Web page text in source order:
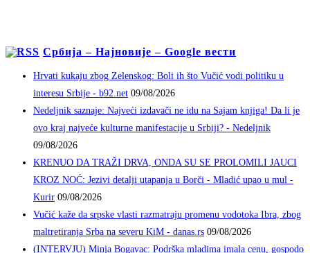
Србија – Најновије – Google вести
Hrvati kukaju zbog Zelenskog: Boli ih što Vučić vodi politiku u
interesu Srbije - b92.net 09/08/2026
Nedeljnik saznaje: Najveći izdavači ne idu na Sajam knjiga! Da li je
ovo kraj najveće kulturne manifestacije u Srbiji? - Nedeljnik
09/08/2026
KRENUO DA TRAŽI DRVA, ONDA SU SE PROLOMILI JAUCI
KROZ NOĆ: Jezivi detalji utapanja u Borči - Mladić upao u mul -
Kurir 09/08/2026
Vučić kaže da srpske vlasti razmatraju promenu vodotoka Ibra, zbog
maltretiranja Srba na severu KiM - danas.rs 09/08/2026
(INTERVJU) Minja Bogavac: Podrška mladima imala cenu, gospodo